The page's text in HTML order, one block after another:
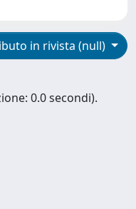
in rivista (null)
0.0 secondi).